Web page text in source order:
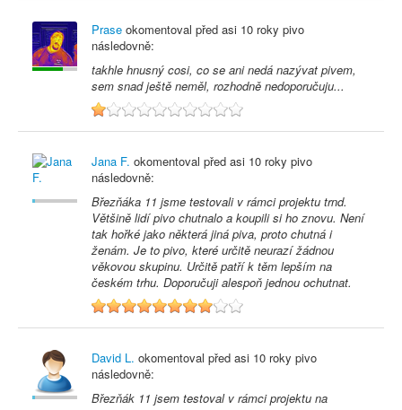
Prase okomentoval před asi 10 roky pivo
následovně:
takhle hnusný cosi, co se ani nedá nazývat pivem,
sem snad ještě neměl, rozhodně nedoporučuju...
1
Jana F. okomentoval před asi 10 roky pivo
následovně:
Březňáka 11 jsme testovali v rámci projektu trnd.
Většině lidí pivo chutnalo a koupili si ho znovu. Není
tak hořké jako některá jiná piva, proto chutná i
ženám. Je to pivo, které určitě neurazí žádnou
věkovou skupinu. Určitě patří k těm lepším na
českém trhu. Doporučuji alespoň jednou ochutnat.
8
David L. okomentoval před asi 10 roky pivo
následovně:
Březňák 11 jsem testoval v rámci projektu na